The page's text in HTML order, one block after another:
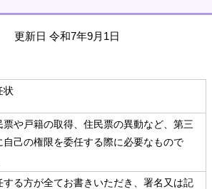
更新日 令和7年9月1日
状
票や戸籍の取得、住民票の異動など、第三
自己の権限を委任する際に必要なもので
する方が全てお書きいただき、署名又は記